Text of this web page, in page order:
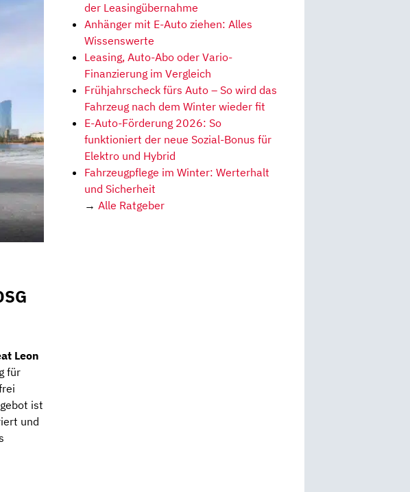
Leon
g für
ist
und
der Leasingübernahme
Anhänger mit E-Auto ziehen: Alles
Wissenswerte
Leasing, Auto-Abo oder Vario-
Finanzierung im Vergleich
Frühjahrscheck fürs Auto – So wird das
Fahrzeug nach dem Winter wieder fit
E-Auto-Förderung 2026: So
funktioniert der neue Sozial-Bonus für
Elektro und Hybrid
Fahrzeugpflege im Winter: Werterhalt
und Sicherheit
→ Alle Ratgeber